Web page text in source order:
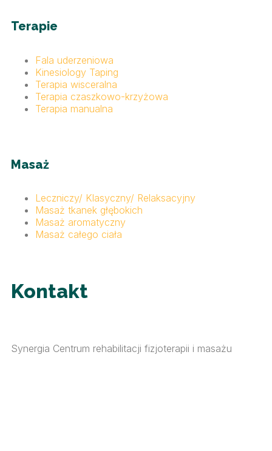
Terapie
Fala uderzeniowa
Kinesiology Taping
Terapia wisceralna
Terapia czaszkowo-krzyżowa
Terapia manualna
Masaż
Leczniczy/ Klasyczny/ Relaksacyjny
Masaż tkanek głębokich
Masaż aromatyczny
Masaż całego ciała
Kontakt
Synergia Centrum rehabilitacji fizjoterapii i masażu